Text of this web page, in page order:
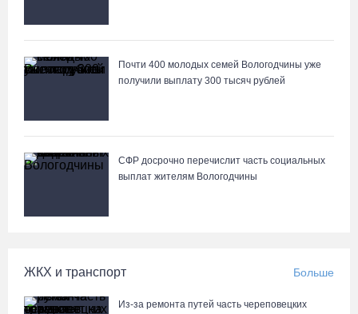
Почти 400 молодых семей Вологодчины уже
получили выплату 300 тысяч рублей
СФР досрочно перечислит часть социальных
выплат жителям Вологодчины
ЖКХ и транспорт Больше
Из-за ремонта путей часть череповецких